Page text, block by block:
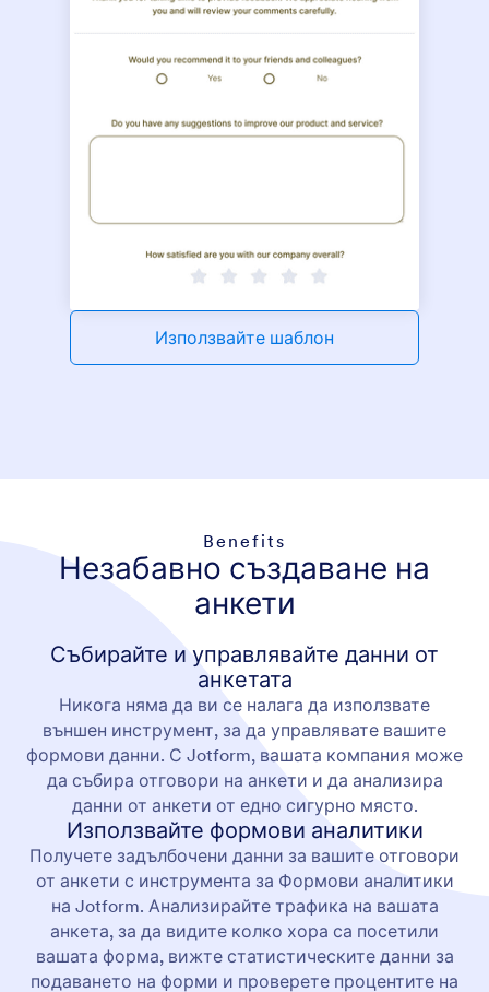
Използвайте шаблон
Benefits
Незабавно създаване на
анкети
Събирайте и управлявайте данни от
анкетата
Никога няма да ви се налага да използвате
външен инструмент, за да управлявате вашите
формови данни. С Jotform, вашата компания може
да събира отговори на анкети и да анализира
данни от анкети от едно сигурно място.
Използвайте формови аналитики
Получете задълбочени данни за вашите отговори
от анкети с инструмента за Формови аналитики
на Jotform. Анализирайте трафика на вашата
анкета, за да видите колко хора са посетили
вашата форма, вижте статистическите данни за
подаването на форми и проверете процентите на